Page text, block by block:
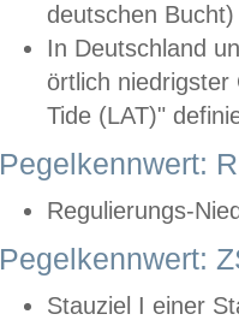
deutschen
In Deutschland
örtlich
Tide (LAT)"
Pegelkennwert:
Regulierungs-
Pegelkennwert:
Stauziel I einer